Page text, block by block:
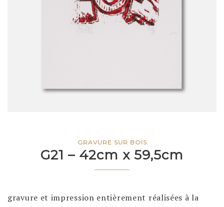
GRAVURE SUR BOIS
G21 – 42cm x 59,5cm
gravure et impression entièrement réalisées à la